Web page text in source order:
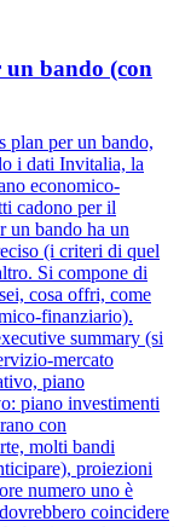
un bando (con
plan per un bando,
i dati Invitalia, la
economico-
cadono per il
un bando ha un
(i criteri di quel
Si compone di
cosa offri, come
finanziario).
summary (si
mercato
piano
piano investimenti
con
molti bandi
proiezioni
numero uno è
coincidere